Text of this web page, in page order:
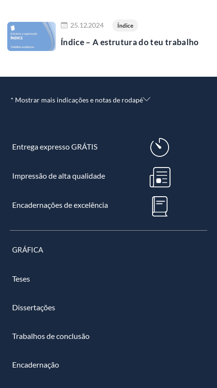
25.12.2024 Índice
Índice – A estrutura do teu trabalho
* Mostrar mais indicações e notas de rodapé
Entrega expresso GRÁTIS
Impressão de alta qualidade
Encadernações de excelência
GRÁFICA
Teses
Dissertações
Trabalhos de conclusão
Encadernação